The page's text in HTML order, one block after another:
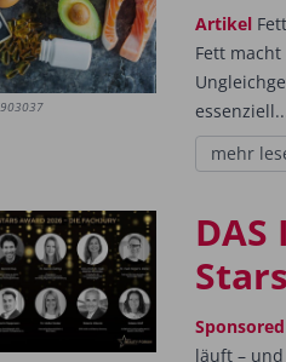
Artikel
Fett
mehr
DAS
läuft –